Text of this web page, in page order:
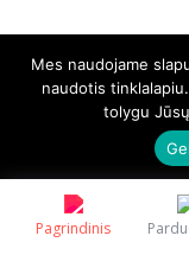
Pagrindinis
Mes naudojame
naudotis
tolygu